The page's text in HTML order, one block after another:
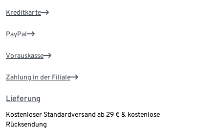
Kreditkarte
PayPal
Vorauskasse
Zahlung in der Filiale
Lieferung
Kostenloser Standardversand ab 29 € & kostenlose
Rücksendung